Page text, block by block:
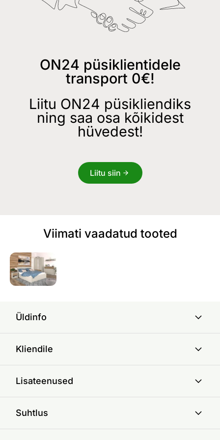
ON24 püsiklientidele
transport 0€!
Liitu ON24 püsikliendiks
ning saa osa kõikidest
hüvedest!
Liitu siin
Viimati vaadatud tooted
Üldinfo
Kliendile
Lisateenused
Suhtlus